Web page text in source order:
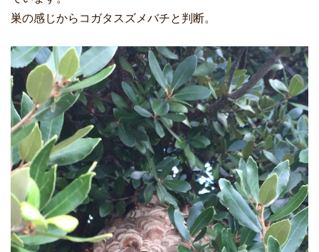
巣の感じからコガタスズメバチと判断。